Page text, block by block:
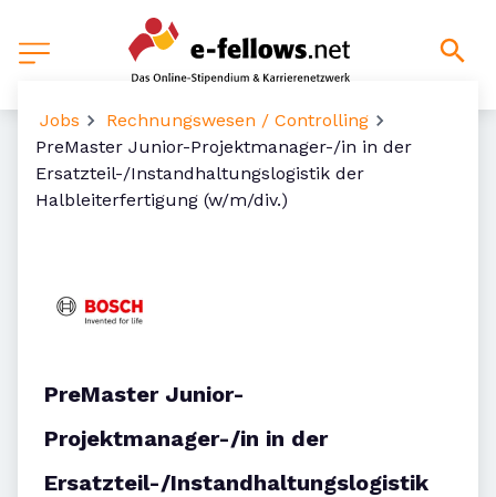
Jobs
Rechnungswesen / Controlling
PreMaster Junior-Projektmanager-/in in der
Ersatzteil-/Instandhaltungslogistik der
Halbleiterfertigung (w/m/div.)
PreMaster Junior-
Projektmanager-/in in der
Ersatzteil-/Instandhaltungslogistik